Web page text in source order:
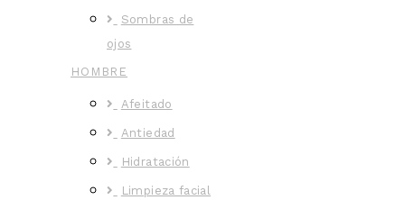
Sombras de
ojos
HOMBRE
Afeitado
Antiedad
Hidratación
Limpieza facial